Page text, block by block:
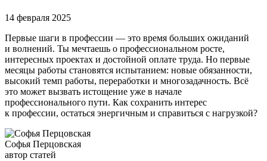
14 февраля 2025
Первые шаги в профессии — это время больших ожиданий
и волнений. Ты мечтаешь о профессиональном росте,
интересных проектах и достойной оплате труда. Но первые
месяцы работы становятся испытанием: новые обязанности,
высокий темп работы, переработки и многозадачность. Всё
это может вызвать истощение уже в начале
профессионального пути. Как сохранить интерес
к профессии, остаться энергичным и справиться с нагрузкой?
Софья Перцовская
автор статей